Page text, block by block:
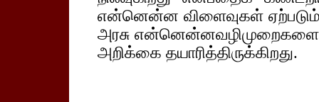
என்னென்ன விளைவுகள்
அரசு
அறிக்கை தயாரித்திருக்கிறது.